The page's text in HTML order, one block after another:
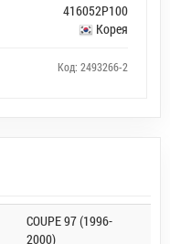
416052P100
Корея
Код: 2493266-2
COUPE 97 (1996-
2000)